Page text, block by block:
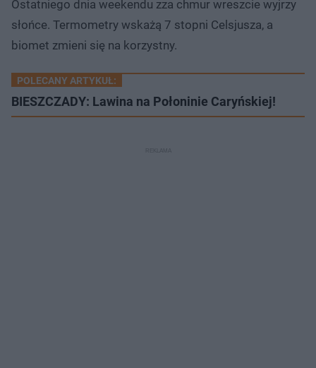
Ostatniego dnia weekendu zza chmur wreszcie wyjrzy
słońce. Termometry wskażą 7 stopni Celsjusza, a
biomet zmieni się na korzystny.
POLECANY ARTYKUŁ:
BIESZCZADY: Lawina na Połoninie Caryńskiej!